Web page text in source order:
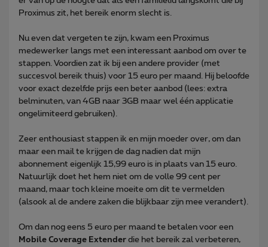
Proximus zit, het bereik enorm slecht is.
Nu even dat vergeten te zijn, kwam een Proximus
medewerker langs met een interessant aanbod om over te
stappen. Voordien zat ik bij een andere provider (met
succesvol bereik thuis) voor 15 euro per maand. Hij beloofde
voor exact dezelfde prijs een beter aanbod (lees: extra
belminuten, van 4GB naar 3GB maar wel één applicatie
ongelimiteerd gebruiken).
Zeer enthousiast stappen ik en mijn moeder over, om dan
maar een mail te krijgen de dag nadien dat mijn
abonnement eigenlijk 15,99 euro is in plaats van 15 euro.
Natuurlijk doet het hem niet om de volle 99 cent per
maand, maar toch kleine moeite om dit te vermelden
(alsook al de andere zaken die blijkbaar zijn mee verandert).
Om dan nog eens 5 euro per maand te betalen voor een
Mobile Coverage Extender die het bereik zal verbeteren,